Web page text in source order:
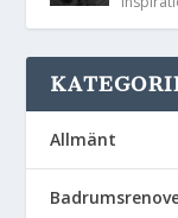
Allmänt